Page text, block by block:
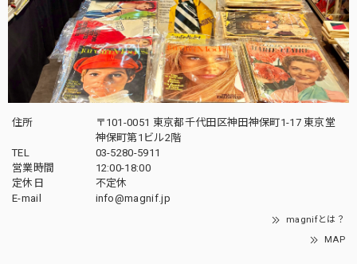
住所
〒101-0051 東京都千代田区神田神保町1-17 東京堂
神保町第1ビル2階
TEL
03-5280-5911
営業時間
12:00-18:00
定休日
不定休
E-mail
info@magnif.jp
magnifとは？
MAP